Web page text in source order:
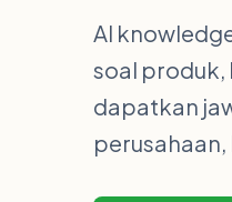
AI
soal produk,
dapatkan